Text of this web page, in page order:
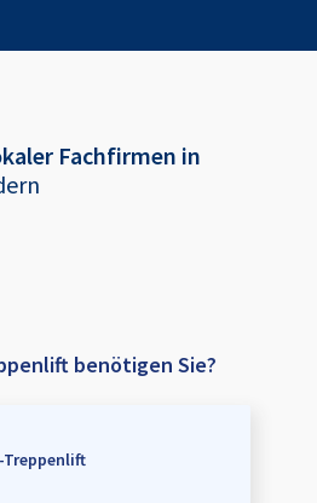
Fachfirmen in
benötigen Sie?